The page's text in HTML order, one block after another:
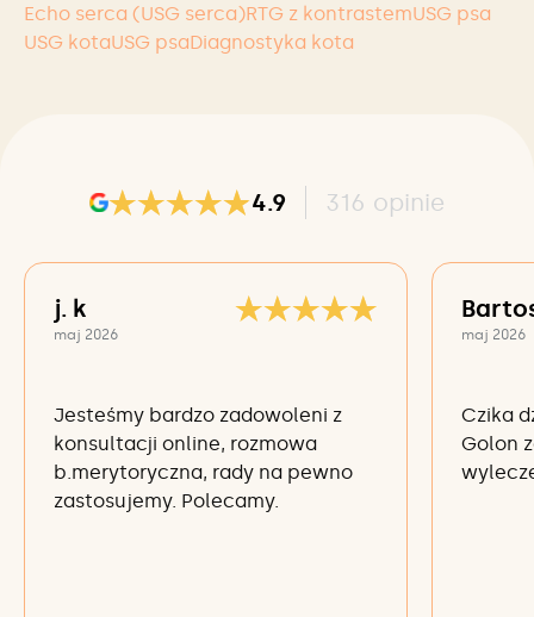
Echo serca (USG serca)RTG z kontrastemUSG psa
USG kotaUSG psaDiagnostyka kota
4.9 316 opinie
j. k
maj 2026
Jesteśmy bardzo zadowoleni z
konsultacji online, rozmowa
b.merytoryczna, rady na pewno
zastosujemy. Polecamy.
maj 2026
Czika
Golon